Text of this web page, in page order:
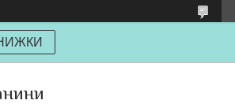
відправляти Вам
Powered by SendPulse